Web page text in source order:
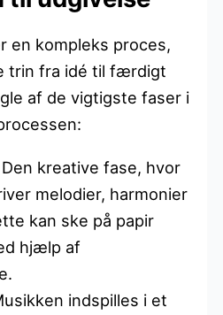
en kompleks proces,
trin fra idé til færdigt
af de vigtigste faser i
Den kreative fase, hvor
melodier, harmonier
kan ske på papir
hjælp af
indspilles i et